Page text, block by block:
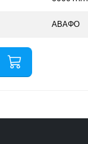
ΑΒΑΦΟ